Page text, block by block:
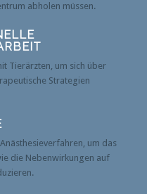
abholen müssen.
Tierärzten, um sich über
Strategien
um das
die Nebenwirkungen auf